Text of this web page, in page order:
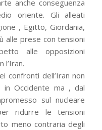
anche conseguenza
oriente. Gli alleati
, Egitto, Giordania,
alle prese con tensioni
alle opposizioni
l’Iran.
confronti dell’Iran non
in Occidente ma , dal
sul nucleare
ridurre le tensioni
meno contraria degli